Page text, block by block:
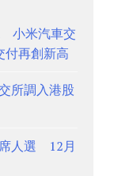
小米汽車交
再創新高
所調入港股
人選 12月